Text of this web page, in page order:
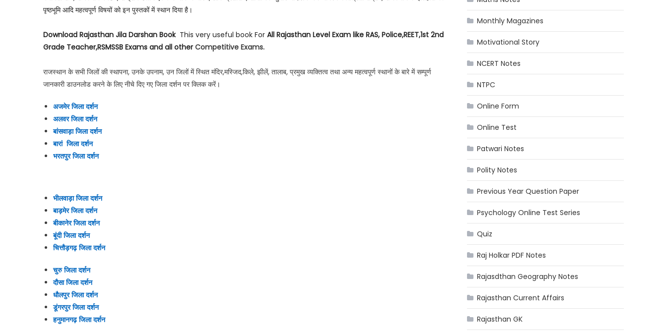
पृष्ठभूमि आदि महत्वपूर्ण विषयों को इन पुस्तकों में स्थान दिया है।
Download Rajasthan Jila Darshan Book This very useful book For All Rajasthan Level Exam like RAS, Police,REET,1st 2nd
Grade Teacher,RSMSSB Exams and all other Competitive Exams.
राजस्थान के सभी जिलों की स्थापना, उनके उपनाम, उन जिलों में स्थित मंदिर,मस्जिद,किले, झीलें, तालाब, प्रमुख व्यक्तित्व तथा अन्य महत्वपूर्ण स्थानों के बारे में सम्पूर्ण
जानकारी डाउनलोड करने के लिए नीचे दिए गए जिला दर्शन पर क्लिक करें ।
अजमेर जिला दर्शन
अलवर जिला दर्शन
बांसवाड़ा जिला दर्शन
बारां जिला दर्शन
भरतपुर जिला दर्शन
भीलवाड़ा जिला दर्शन
बाड़मेर जिला दर्शन
बीकानेर जिला दर्शन
बूंदी जिला दर्शन
चित्तौड़गढ़ जिला दर्शन
चुरु जिला दर्शन
दौसा जिला दर्शन
धौलपुर जिला दर्शन
डूंगरपुर जिला दर्शन
हनुमानगढ़ जिला दर्शन
Monthly Magazines
Motivational Story
NCERT Notes
NTPC
Online Form
Online Test
Patwari Notes
Polity Notes
Previous Year Question Paper
Psychology Online Test Series
Quiz
Raj Holkar PDF Notes
Rajasdthan Geography Notes
Rajasthan Current Affairs
Rajasthan GK